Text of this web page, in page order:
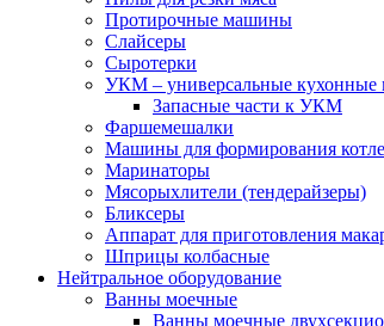
Протирочные машины
Слайсеры
Сыротерки
УКМ – универсальные
Запасные части к УКМ
Фаршемешалки
Машины для формирования
Маринаторы
Мясорыхлители (тендерайзеры)
Бликсеры
Аппарат для приготовления
Шприцы колбасные
Нейтральное оборудование
Ванны моечные
Ванны моечные